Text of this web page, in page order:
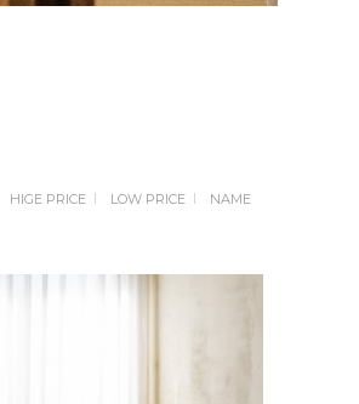
HIGE PRICE LOW PRICE NAME